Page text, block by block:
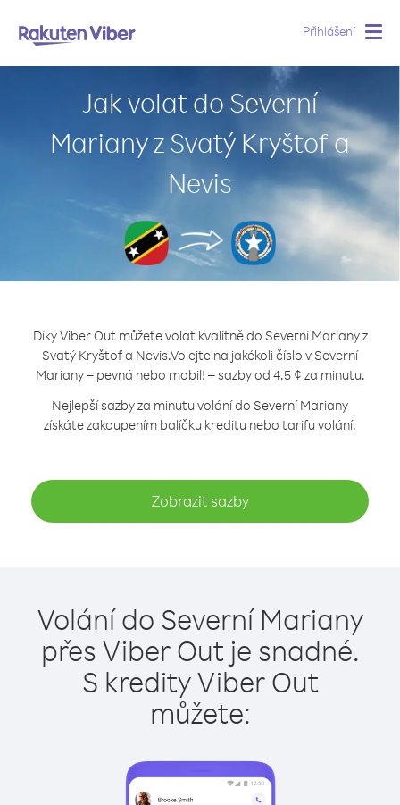
Přihlášení
Jak volat do Severní
Mariany z Svatý Kryštof a
Nevis
Díky Viber Out můžete volat kvalitně do Severní Mariany z
Svatý Kryštof a Nevis.Volejte na jakékoli číslo v Severní
Mariany – pevná nebo mobil! – sazby od 4.5 ¢ za minutu.
Nejlepší sazby za minutu volání do Severní Mariany
získáte zakoupením balíčku kreditu nebo tarifu volání.
Zobrazit sazby
Volání do Severní Mariany
přes Viber Out je snadné.
S kredity Viber Out
můžete: